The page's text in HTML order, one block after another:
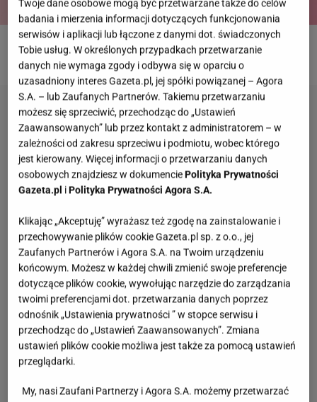
ROZWIĄŻ QUIZ
Twoje dane osobowe mogą być przetwarzane także do celów
badania i mierzenia informacji dotyczących funkcjonowania
serwisów i aplikacji lub łączone z danymi dot. świadczonych
Tobie usług. W określonych przypadkach przetwarzanie
danych nie wymaga zgody i odbywa się w oparciu o
uzasadniony interes Gazeta.pl, jej spółki powiązanej – Agora
S.A. – lub Zaufanych Partnerów. Takiemu przetwarzaniu
możesz się sprzeciwić, przechodząc do „Ustawień
Zaawansowanych” lub przez kontakt z administratorem – w
zależności od zakresu sprzeciwu i podmiotu, wobec którego
jest kierowany. Więcej informacji o przetwarzaniu danych
osobowych znajdziesz w dokumenciePolityka Prywatności
Gazeta.pl iPolityka Prywatności Agora S.A.
Klikając „Akceptuję” wyrażasz też zgodę na zainstalowanie i
przechowywanie plików cookie Gazeta.pl sp. z o.o., jej
Zaufanych Partnerów i Agora S.A. na Twoim urządzeniu
końcowym. Możesz w każdej chwili zmienić swoje preferencje
dotyczące plików cookie, wywołując narzędzie do zarządzania
twoimi preferencjami dot. przetwarzania danych poprzez
odnośnik „Ustawienia prywatności ” w stopce serwisu i
przechodząc do „Ustawień Zaawansowanych”. Zmiana
ustawień plików cookie możliwa jest także za pomocą ustawień
przeglądarki.
My, nasi Zaufani Partnerzy i Agora S.A. możemy przetwarzać